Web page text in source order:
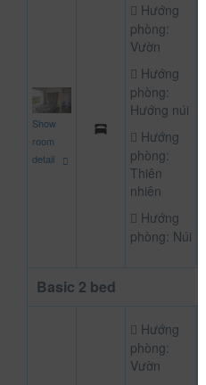
Show
room
detail
Hướng
phòng:
Vườn
Hướng
phòng:
Hướng núi
Hướng
phòng:
Thiên
nhiên
Hướng
phòng: Núi
Basic 2 bed
Hướng
phòng:
Vườn